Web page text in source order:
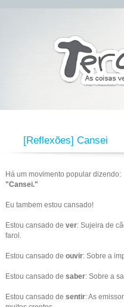
[Reflexões] Cansei
Há um movimento popular dizendo:
"Cansei."
Eu tambem estou cansado!
Estou cansado de ver: Sujeira de
farol.
Estou cansado de ouvir: Sobre a
Estou cansado de saber: Sobre a
Estou cansado de sentir: As